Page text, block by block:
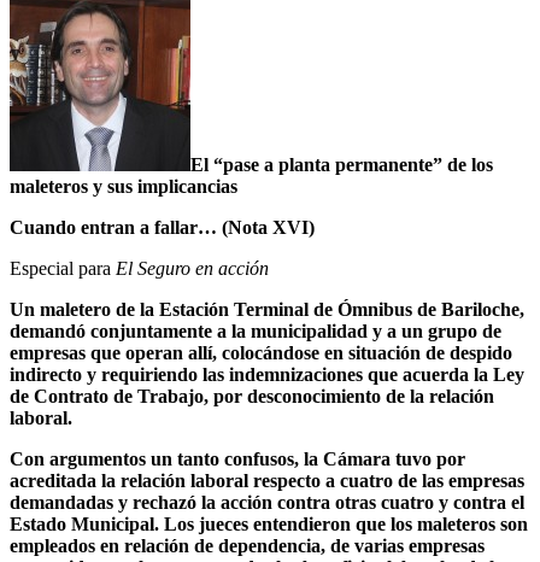
El “pase a planta permanente” de los
maleteros y sus implicancias
Cuando entran a fallar… (Nota XVI)
Especial para El Seguro en acción
Un maletero de la Estación Terminal de Ómnibus de Bariloche,
demandó conjuntamente a la municipalidad y a un grupo de
empresas que operan allí, colocándose en situación de despido
indirecto y requiriendo las indemnizaciones que acuerda la Ley
de Contrato de Trabajo, por desconocimiento de la relación
laboral.
Con argumentos un tanto confusos, la Cámara tuvo por
acreditada la relación laboral respecto a cuatro de las empresas
demandadas y rechazó la acción contra otras cuatro y contra el
Estado Municipal. Los jueces entendieron que los maleteros son
empleados en relación de dependencia, de varias empresas